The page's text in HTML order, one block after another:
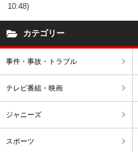
10:48)
カテゴリー
事件・事故・トラブル
テレビ番組・映画
ジャニーズ
スポーツ